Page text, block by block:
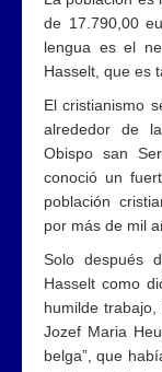
de 17.790,00
lengua es el
Hasselt, que es
El cristianismo
alrededor de
Obispo san
conoció un
población
por más de mil
Solo después
Hasselt como
humilde
Jozef Maria
belga”, que